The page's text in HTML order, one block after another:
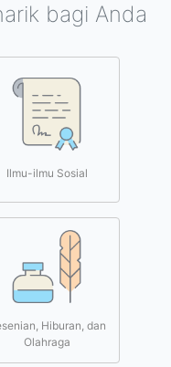
bagi Anda
Ilmu-ilmu Sosial
Hiburan, dan
Olahraga